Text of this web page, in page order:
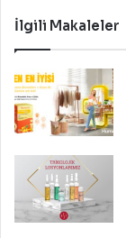
İlgili Makaleler